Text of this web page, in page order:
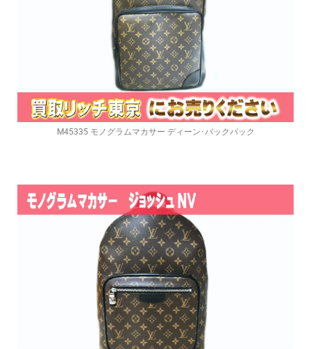
M45335 モノグラムマカサー ディーン･バックパック